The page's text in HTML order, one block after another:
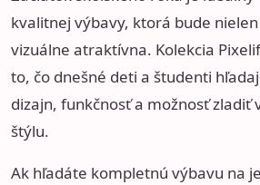
kvalitnej výbavy, ktorá bude
vizuálne atraktívna. Kolekcia
to, čo dnešné deti a študenti
dizajn, funkčnosť a možnosť zladiť
štýlu.
Ak hľadáte kompletnú výbavu na